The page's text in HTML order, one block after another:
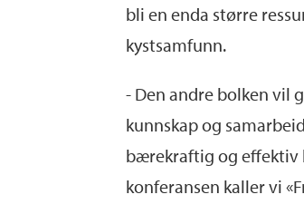
bli en enda større
kystsamfunn.
- Den andre bolken vil
kunnskap og
bærekraftig og effektiv
konferansen kaller vi